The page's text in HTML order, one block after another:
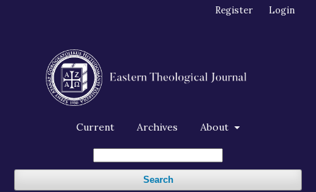
Current Archives About
Search
Register Login